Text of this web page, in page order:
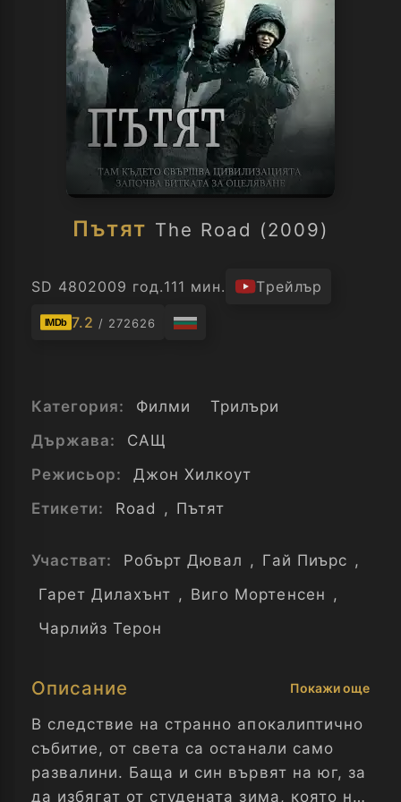
Пътят The Road (2009)
SD 4802009 год.111 мин. Трейлър
IMDb 7.2 / 272626
Категория: Филми
Трилъри
Държава:
САЩ
Режисьор:
Джон Хилкоут
Етикети:
Road , Пътят
Участват: Робърт Дювал , Гай Пиърс ,
Гарет Дилахънт , Виго Мортенсен ,
Чарлийз Терон
Описание Покажи още
В следствие на странно апокалиптично
събитие, от света са останали само
развалини. Баща и син вървят на юг, за
да избягат от студената зима, която не